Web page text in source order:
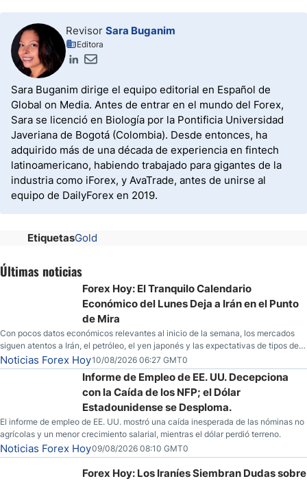
Revisor Sara Buganim
Editora
Sara Buganim dirige el equipo editorial en Español de
Global on Media. Antes de entrar en el mundo del Forex,
Sara se licenció en Biología por la Pontificia Universidad
Javeriana de Bogotá (Colombia). Desde entonces, ha
adquirido más de una década de experiencia en fintech
latinoamericano, habiendo trabajado para gigantes de la
industria como iForex, y AvaTrade, antes de unirse al
equipo de DailyForex en 2019.
EtiquetasGold
Últimas noticias
Forex Hoy: El Tranquilo Calendario
Económico del Lunes Deja a Irán en el Punto
de Mira
Con pocos datos económicos relevantes al inicio de la semana, los mercados
siguen atentos a Irán, el petróleo, el yen japonés y las expectativas de tipos de
la Fed.
Noticias Forex Hoy10/08/2026 06:27 GMT0
Informe de Empleo de EE. UU. Decepciona
con la Caída de los NFP; el Dólar
Estadounidense se Desploma.
El informe de empleo de EE. UU. mostró una caída inesperada de las nóminas no
agrícolas y un menor crecimiento salarial, mientras el dólar perdió terreno.
Noticias Forex Hoy09/08/2026 08:10 GMT0
Forex Hoy: Los Iraníes Siembran Dudas sobre